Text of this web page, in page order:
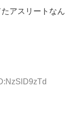
アスリートなん